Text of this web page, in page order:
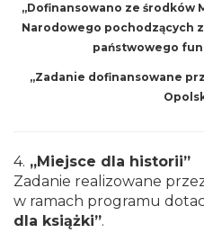
„Dofinansowano ze
Narodowego pochodzących
państwowego
„Zadanie dofinansowane
4. „Miejsce dla historii”
Zadanie realizowane
w ramach programu
dla książki”.